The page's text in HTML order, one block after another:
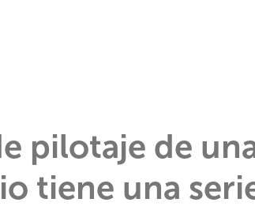
pilotaje de
tiene una